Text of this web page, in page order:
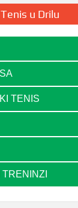
Tenis u Drilu
TENIS